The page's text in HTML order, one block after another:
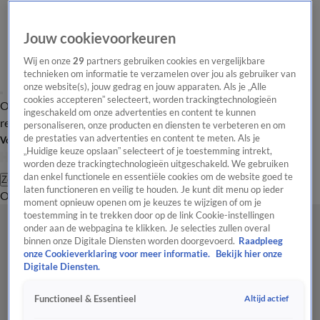
Overzicht Laatste nieuws Regionieuws Het beste van Hart
Tip de
redactie
Volg Hart van Nederland
Zoeken
OverzichtRegioUitzendingenWeerTip de redactiePanelVideo's
Jouw cookievoorkeuren
Wij en onze29 partners gebruiken cookies en vergelijkbare
technieken om informatie te verzamelen over jou als gebruiker van
onze website(s), jouw gedrag en jouw apparaten. Als je „Alle
cookies accepteren” selecteert, worden trackingtechnologieën
ingeschakeld om onze advertenties en content te kunnen
personaliseren, onze producten en diensten te verbeteren en om
de prestaties van advertenties en content te meten. Als je
„Huidige keuze opslaan” selecteert of je toestemming intrekt,
worden deze trackingtechnologieën uitgeschakeld. We gebruiken
dan enkel functionele en essentiële cookies om de website goed te
laten functioneren en veilig te houden. Je kunt dit menu op ieder
moment opnieuw openen om je keuzes te wijzigen of om je
toestemming in te trekken door op de link Cookie-instellingen
onder aan de webpagina te klikken. Je selecties zullen overal
binnen onze Digitale Diensten worden doorgevoerd. Raadpleeg
onze Cookieverklaring voor meer informatie.
Bekijk hier onze
Digitale Diensten.
Functioneel & Essentieel Altijd actief